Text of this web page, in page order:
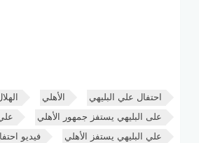
احتفال علي البليهي الأهلي
على البليهي يستفز جمهور الأهلي
علي البليهي يستفز الأهلي
فيديو